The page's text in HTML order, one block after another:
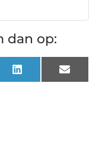
dan op:
LinkedIn Email